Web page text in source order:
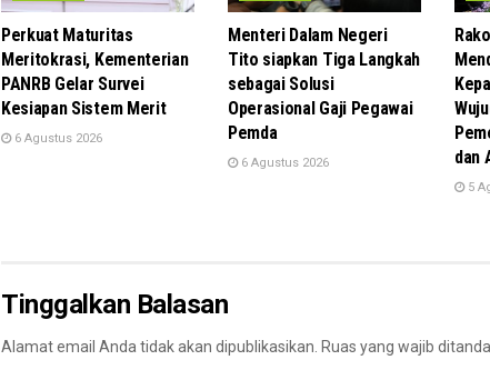
Perkuat Maturitas
Meritokrasi, Kementerian
PANRB Gelar Survei
Kesiapan Sistem Merit
6 Agustus 2026
Menteri Dalam Negeri
Tito siapkan Tiga Langkah
sebagai Solusi
Operasional Gaji Pegawai
Pemda
6 Agustus 2026
dan
5
Tinggalkan Balasan
Alamat email Anda tidak akan dipublikasikan. Ruas yang wajib